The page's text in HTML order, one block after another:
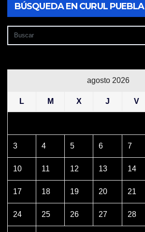
BÚSQUEDA EN CURUL PUEBLA
agosto 2026
L M X J V
3 4 5 6 7
10 11 12 13 14
17 18 19 20 21
24 25 26 27 28